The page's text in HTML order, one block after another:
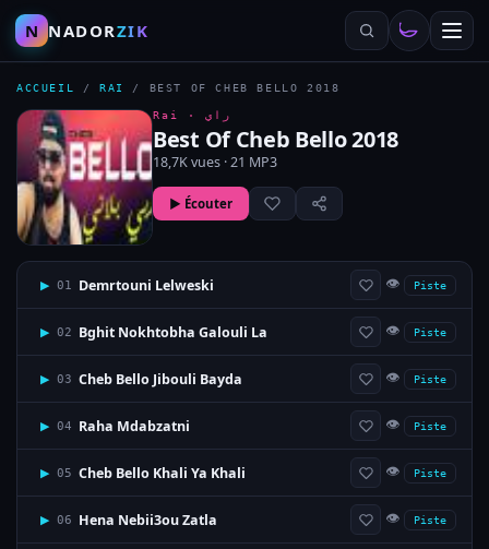
N NADORZIK
ACCUEIL /RAI / BEST OF CHEB BELLO 2018
Rai · راي
Best Of Cheb Bello 2018
18,7K vues · 21 MP3
▶ Écouter
▶ 01 Demrtouni Lelweski 👁 Piste
▶ 02 Bghit Nokhtobha Galouli La 👁 Piste
▶ 03 Cheb Bello Jibouli Bayda 👁 Piste
▶ 04 Raha Mdabzatni 👁 Piste
▶ 05 Cheb Bello Khali Ya Khali 👁 Piste
▶ 06 Hena Nebii3ou Zatla 👁 Piste